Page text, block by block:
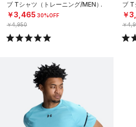
ブ Tシャツ（トレーニング/MEN）
￥3,465 30%OFF
￥4,950
ブ T
￥
￥